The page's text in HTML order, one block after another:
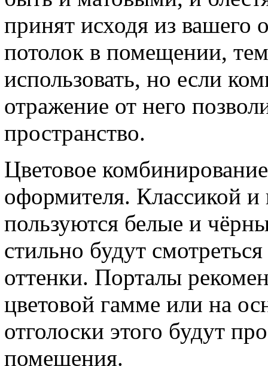
принят исходя из
потолок в помещении,
использовать, но если
отражение от него
пространство.
Цветовое
оформителя. Классикой
пользуются белые и
стильно будут
оттенки. Порталы
цветовой гамме или на
отголоски этого будут
помещения.